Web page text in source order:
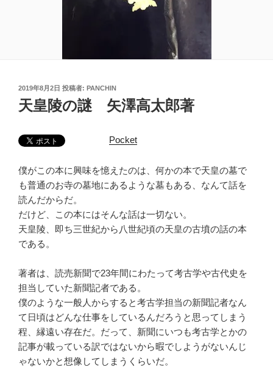
投
稿
日:
2019年8月2日 投稿者: PANCHIN
天皇陵の謎 矢澤高太郎著
Pocket
僕がこの本に興味を憶えたのは、何かの本で天皇の墓で
も普通のお寺の墓地にあるような墓もある、なんて話を
読んだからだ。
だけど、この本にはそんな話は一切ない。
天皇陵、即ち三世紀から八世紀頃の天皇の古墳の話の本
である。
著者は、読売新聞で23年間にわたって考古学や古代史を
担当していた新聞記者である。
僕のような一般人からすると考古学担当の新聞記者なん
て日頃はどんな仕事をしているんだろうと思ってしまう
程、縁遠い存在だ。だって、新聞にいつも考古学とかの
記事が載っている訳ではないから暇でしようがないんじ
ゃないかと想像してしまうくらいだ。